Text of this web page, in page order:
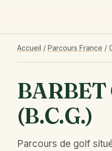
Accueil / Parcours France /
BARBET
(B.C.G.)
Parcours de golf